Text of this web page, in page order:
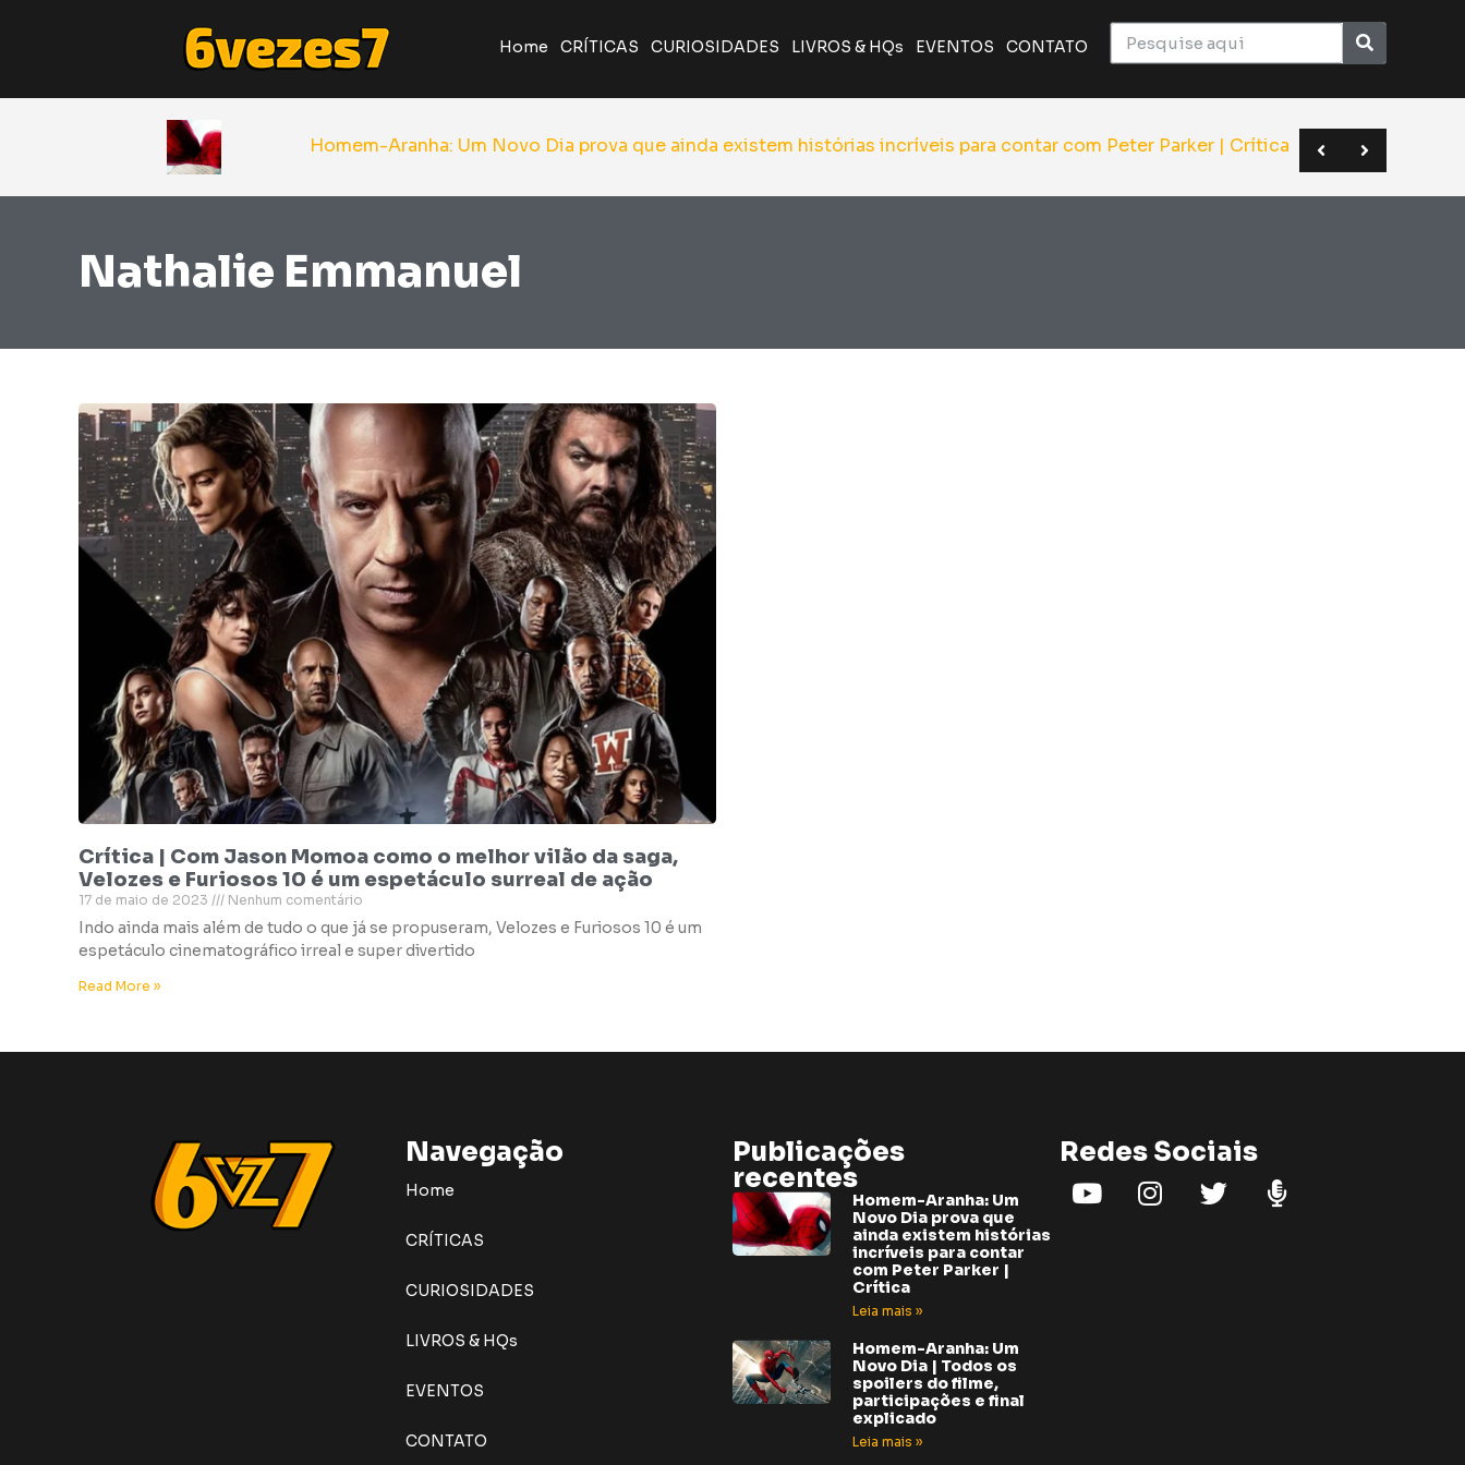
Home CRÍTICAS CURIOSIDADES LIVROS & HQs EVENTOS CONTATO
Hom
A Odisseia de Nolan transforma poema clássico em épico monumental do cinema | Crítica
Giancarlo Esposito revela que quase entrou para o elenco de Superman | Sana 2026
Yu Yu Hakusho será relançado pela JBC em novo formato | Anime Friends
Nathalie Emmanuel
Crítica | Com Jason Momoa como o melhor vilão da saga,
Velozes e Furiosos 10 é um espetáculo surreal de ação
17 de maio de 2023 Nenhum comentário
Indo ainda mais além de tudo o que já se propuseram, Velozes e Furiosos 10 é um
espetáculo cinematográfico irreal e super divertido
Read More »
Navegação
Home
CRÍTICAS
CURIOSIDADES
LIVROS & HQs
EVENTOS
CONTATO
Publicações
recentes
Homem-Aranha: Um
Novo Dia prova que
ainda existem histórias
incríveis para contar
com Peter Parker |
Crítica
Leia mais »
Homem-Aranha: Um
Novo Dia | Todos os
spoilers do filme,
participações e final
explicado
Leia mais »
Redes Sociais